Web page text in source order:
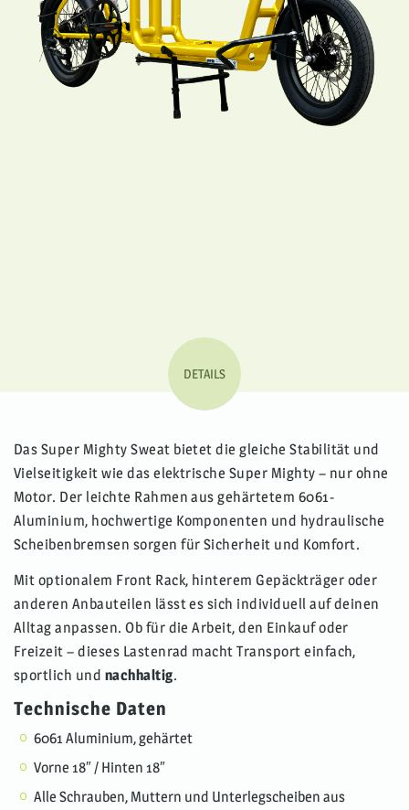
DETAILS
Das Super Mighty Sweat bietet die gleiche Stabilität und
Vielseitigkeit wie das elektrische Super Mighty – nur ohne
Motor. Der leichte Rahmen aus gehärtetem 6061-
Aluminium, hochwertige Komponenten und hydraulische
Scheibenbremsen sorgen für Sicherheit und Komfort.
Mit optionalem Front Rack, hinterem Gepäckträger oder
anderen Anbauteilen lässt es sich individuell auf deinen
Alltag anpassen. Ob für die Arbeit, den Einkauf oder
Freizeit – dieses Lastenrad macht Transport einfach,
sportlich und nachhaltig.
Technische Daten
6061 Aluminium, gehärtet
Vorne 18″ / Hinten 18″
Alle Schrauben, Muttern und Unterlegscheiben aus